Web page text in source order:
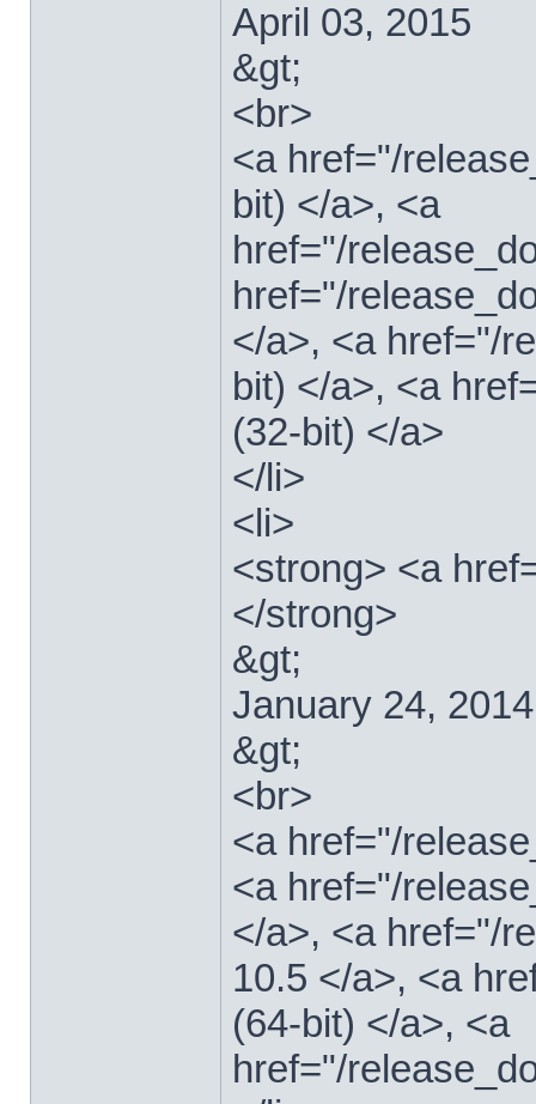
April 03, 2015
&gt;
<br>
<a href="/
bit) </a>, <a
href="/
href="/
</a>, <a href="/
bit) </a>, <a
(32-bit) </a>
</li>
<li>
<strong> <a
</strong>
&gt;
January 24, 2014
&gt;
<br>
<a href="/
<a href="/
</a>, <a href="/
10.5 </a>, <a
(64-bit) </a>, <a
href="/